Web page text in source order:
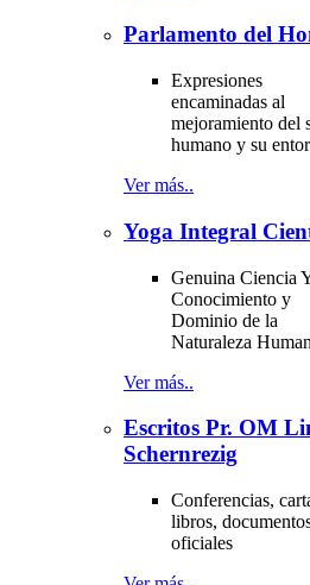
Parlamento del
Expresiones
encaminadas al
mejoramiento del
humano y su
Ver más..
Yoga Integral
Genuina Ciencia
Conocimiento y
Dominio de la
Naturaleza
Ver más..
Escritos Pr. OM
Schernrezig
Conferencias,
libros,
oficiales